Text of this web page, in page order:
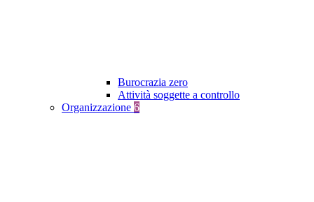
Burocrazia zero
Attività soggette a controllo
Organizzazione 6